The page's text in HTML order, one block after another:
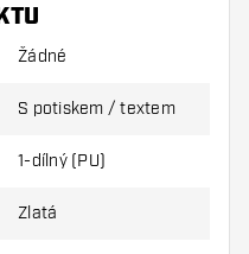
před
má mimořádně
Žádné
S potiskem / textem
1-dílný (PU)
Zlatá